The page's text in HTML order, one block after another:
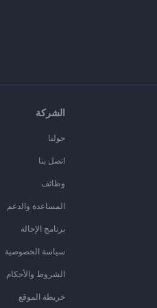
الشركة
حولنا
اتصل بنا
وظائف
المساعدة والدعم
برنامج الإحالة
سياسة الخصوصية
الشروط والأحكام
خريطة الموقع